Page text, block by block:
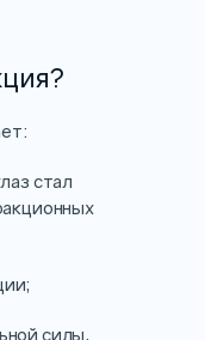
стал
силы,